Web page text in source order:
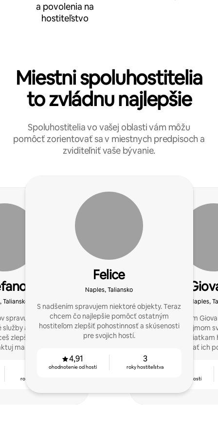
a povolenia na
hostiteľstvo
Miestni spoluhostitelia
to zvládnu najlepšie
Spoluhostitelia vo vašej oblasti vám môžu
pomôcť zorientovať sa v miestnych predpisoch a
zviditeľniť vaše bývanie.
spravujem CV a LT,
a som concierge
zlepšiť svoj výkon,
ma!
rokov hostiteľstva
Felice
Naples, Taliansko
S nadšením spravujem niektoré objekty. Teraz
chcem čo najlepšie pomôcť ostatným
hostiteľom zlepšiť pohostinnosť a skúsenosti
pre svojich hostí.
4,91
ohodnotenie od hostí
3
roky hostiteľstva
Naples,
Dobrý deň, som
začal prenájmom
pomáham
spravovať ich
ohodnotenie od hostí